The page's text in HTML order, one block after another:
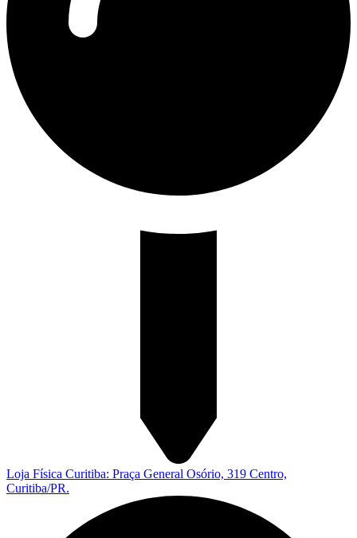
Loja Física Curitiba: Praça General Osório, 319 Centro,
Curitiba/PR.